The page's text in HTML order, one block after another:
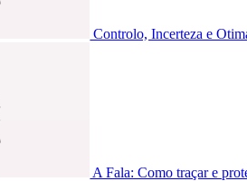
Controlo, Incerteza e
A Fala: Como traçar e